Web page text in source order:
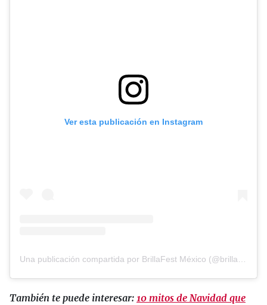
Ver esta publicación en Instagram
Una publicación compartida por BrillaFest México (@brillafest)
También te puede interesar: 10 mitos de Navidad que